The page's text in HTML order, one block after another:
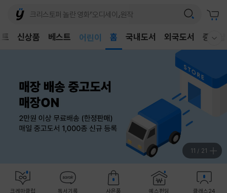
신상품 베스트
어린이
홈 국내도서 외국도서 중고샵
11 / 21
크레마클럽 독서기록 사은품 예스펀딩 클래스24